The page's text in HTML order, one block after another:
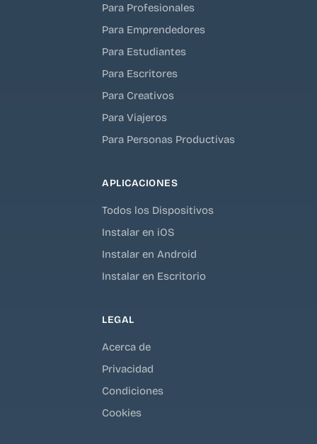
Para Profesionales
Para Emprendedores
Para Estudiantes
Para Escritores
Para Creativos
Para Viajeros
Para Personas Productivas
APLICACIONES
Todos los Dispositivos
Instalar en iOS
Instalar en Android
Instalar en Escritorio
LEGAL
Acerca de
Privacidad
Condiciones
Cookies